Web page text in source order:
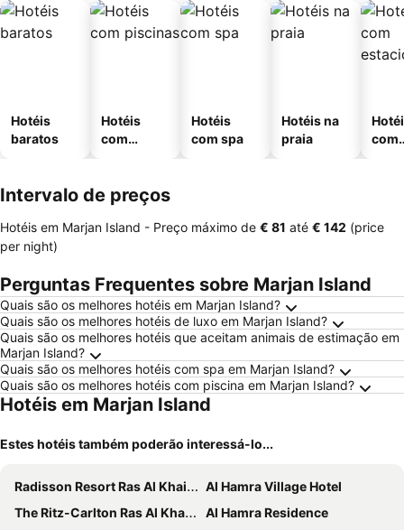
Hotéis
baratos
Hotéis
com
Hotéis
com spa
Hotéis na
praia
com
Intervalo de preços
Hotéis em Marjan Island - Preço máximo de ‎€ 81 até ‎€ 142 (price
per night)
Perguntas Frequentes sobre Marjan Island
Quais são os melhores hotéis em Marjan Island?
Quais são os melhores hotéis de luxo em Marjan Island?
Quais são os melhores hotéis que aceitam animais de estimação em
Marjan Island?
Quais são os melhores hotéis com spa em Marjan Island?
Quais são os melhores hotéis com piscina em Marjan Island?
Hotéis em Marjan Island
Estes hotéis também poderão interessá-lo...
Radisson Resort Ras Al Khaimah Marjan Island
Al Hamra Village Hotel
The Ritz-Carlton Ras Al Khaimah, Al Wadi Desert
Al Hamra Residence